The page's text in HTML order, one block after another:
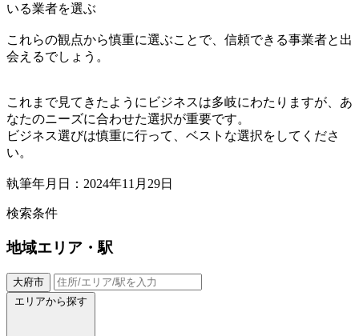
いる業者を選ぶ
これらの観点から慎重に選ぶことで、信頼できる事業者と出
会えるでしょう。
これまで見てきたようにビジネスは多岐にわたりますが、あ
なたのニーズに合わせた選択が重要です。
ビジネス選びは慎重に行って、ベストな選択をしてくださ
い。
執筆年月日：2024年11月29日
検索条件
地域エリア・駅
大府市
エリアから探す